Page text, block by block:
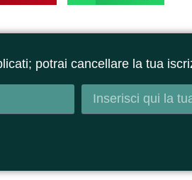
potrai cancellare la tua